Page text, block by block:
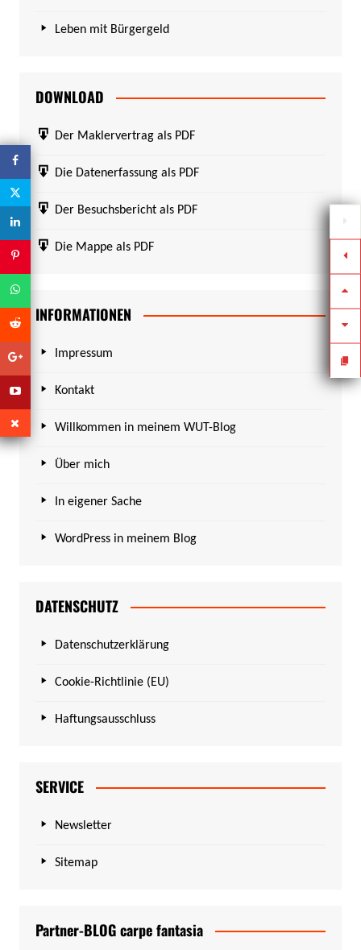
Leben mit Bürgergeld
DOWNLOAD
Der Maklervertrag als PDF
Die Datenerfassung als PDF
Der Besuchsbericht als PDF
Die Mappe als PDF
INFORMATIONEN
Impressum
Kontakt
Willkommen in meinem WUT-Blog
Über mich
In eigener Sache
WordPress in meinem Blog
DATENSCHUTZ
Datenschutzerklärung
Cookie-Richtlinie (EU)
Haftungsausschluss
SERVICE
Newsletter
Sitemap
Partner-BLOG carpe fantasia